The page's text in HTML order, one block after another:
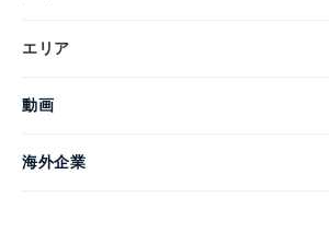
エリア
動画
海外企業